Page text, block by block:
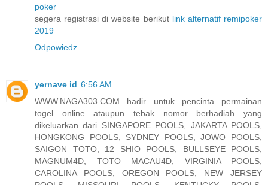
poker
segera registrasi di website berikut link alternatif remipoker
2019
Odpowiedz
yernave id 6:56 AM
WWW.NAGA303.COM hadir untuk pencinta permainan
togel online ataupun tebak nomor berhadiah yang
dikeluarkan dari SINGAPORE POOLS, JAKARTA POOLS,
HONGKONG POOLS, SYDNEY POOLS, JOWO POOLS,
SAIGON TOTO, 12 SHIO POOLS, BULLSEYE POOLS,
MAGNUM4D, TOTO MACAU4D, VIRGINIA POOLS,
CAROLINA POOLS, OREGON POOLS, NEW JERSEY